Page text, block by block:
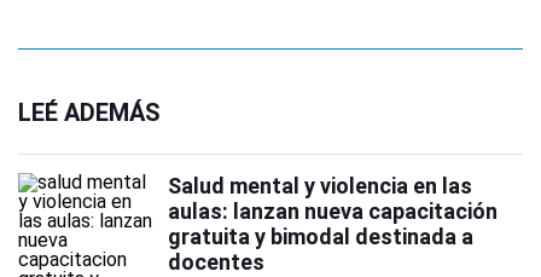
LEÉ ADEMÁS
Salud mental y violencia en las
aulas: lanzan nueva capacitación
gratuita y bimodal destinada a
docentes